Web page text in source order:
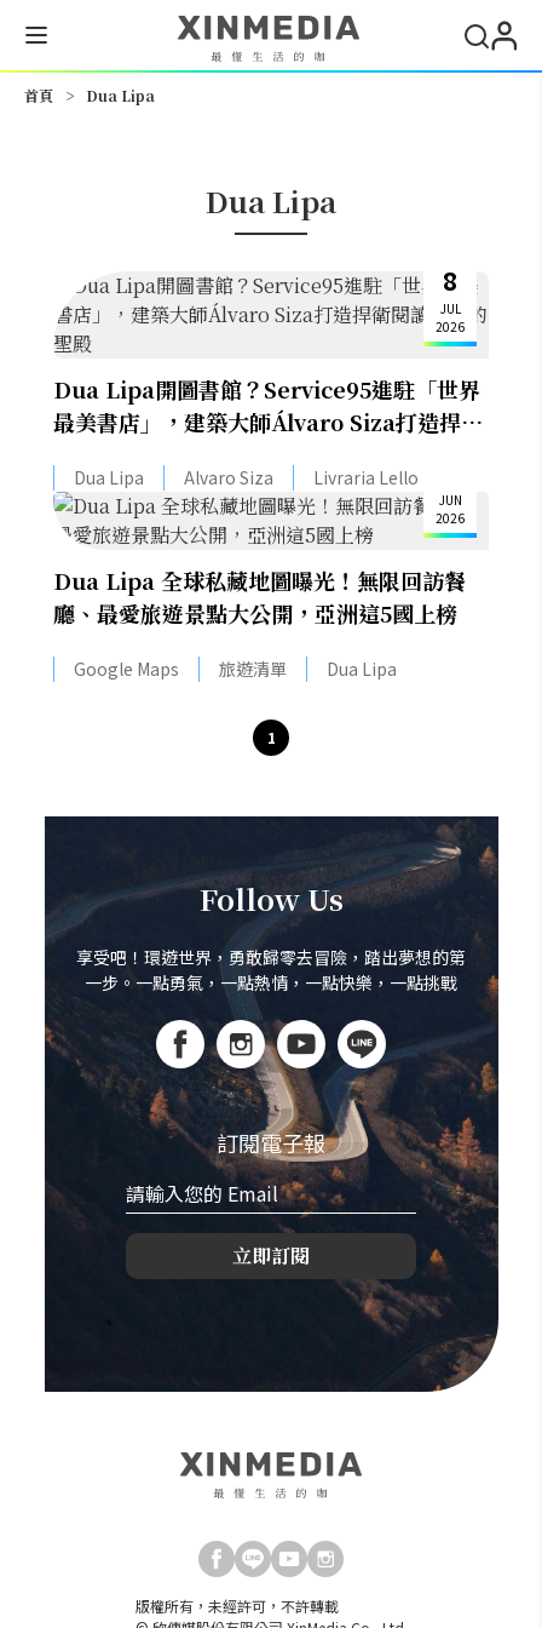
首頁 > Dua Lipa
Dua Lipa
8
JUL
2026
Dua Lipa開圖書館？Service95進駐「世界
最美書店」，建築大師Álvaro Siza打造捍衛
Dua Lipa Alvaro Siza Livraria Lello
JUN
2026
Dua Lipa 全球私藏地圖曝光！無限回訪餐
廳、最愛旅遊景點大公開，亞洲這5國上榜
Google Maps 旅遊清單 Dua Lipa
1
Follow Us
享受吧！環遊世界，勇敢歸零去冒險，踏出夢想的第
一步。一點勇氣，一點熱情，一點快樂，一點挑戰
訂閱電子報
立即訂閱
版權所有，未經許可，不許轉載